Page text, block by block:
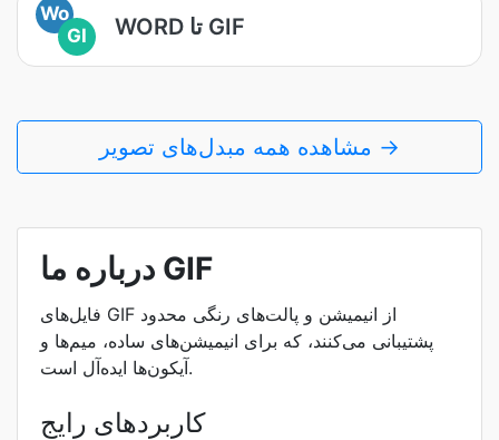
Wo
GI
WORD تا GIF
مشاهده همه مبدل‌های تصویر →
درباره ما GIF
فایل‌های GIF از انیمیشن و پالت‌های رنگی محدود
پشتیبانی می‌کنند، که برای انیمیشن‌های ساده، میم‌ها و
آیکون‌ها ایده‌آل است.
کاربردهای رایج